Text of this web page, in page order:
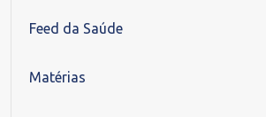
Feed da Saúde
Matérias